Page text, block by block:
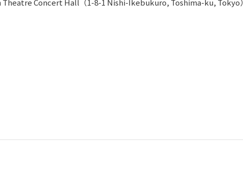
Concert Hall（1-8-1 Nishi-Ikebukuro, Toshima-ku, Tokyo）